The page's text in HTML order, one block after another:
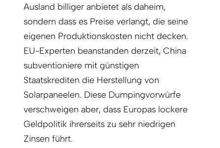
Ausland billiger anbietet als daheim,
sondern dass es Preise verlangt, die seine
eigenen Produktionskosten nicht decken.
EU-Experten beanstanden derzeit, China
subventioniere mit günstigen
Staatskrediten die Herstellung von
Solarpaneelen. Diese Dumpingvorwürfe
verschweigen aber, dass Europas lockere
Geldpolitik ihrerseits zu sehr niedrigen
Zinsen führt.